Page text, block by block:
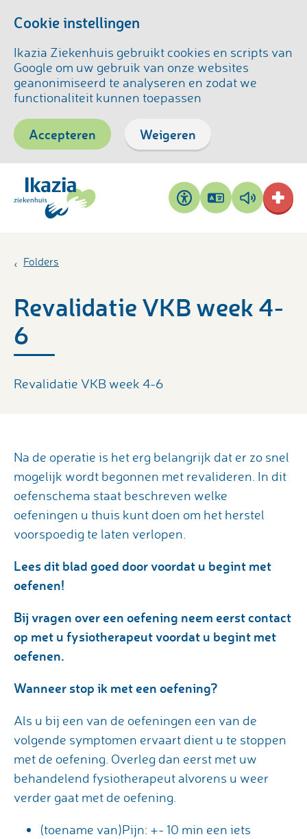
Cookie instellingen
Ikazia Ziekenhuis gebruikt cookies en scripts van
Google om uw gebruik van onze websites
geanonimiseerd te analyseren en zodat we
functionaliteit kunnen toepassen
Accepteren Weigeren
Toegankelijkheid
Pagina
vertalen
Pagina
voorlezen
Folders
Revalidatie VKB week 4-
6
Revalidatie VKB week 4-6
Na de operatie is het erg belangrijk dat er zo snel
mogelijk wordt begonnen met revalideren. In dit
oefenschema staat beschreven welke
oefeningen u thuis kunt doen om het herstel
voorspoedig te laten verlopen.
Lees dit blad goed door voordat u begint met
oefenen!
Bij vragen over een oefening neem eerst contact
op met u fysiotherapeut voordat u begint met
oefenen.
Wanneer stop ik met een oefening?
Als u bij een van de oefeningen een van de
volgende symptomen ervaart dient u te stoppen
met de oefening. Overleg dan eerst met uw
behandelend fysiotherapeut alvorens u weer
verder gaat met de oefening.
(toename van)Pijn: +- 10 min een iets